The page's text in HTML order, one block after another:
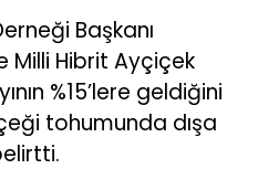
Başkanı
Milli Hibrit Ayçiçek
%15’lere geldiğini
tohumunda dışa